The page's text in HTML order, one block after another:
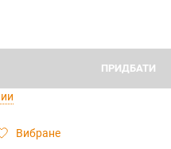
ПРИДБАТИ
Вибране